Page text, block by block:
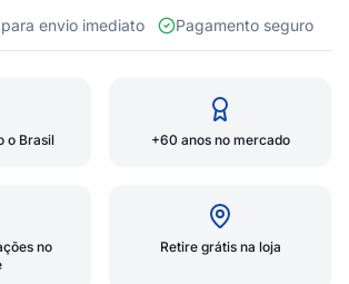
envio imediato
Pagamento seguro
o Brasil +60 anos no mercado
no
Retire grátis na loja